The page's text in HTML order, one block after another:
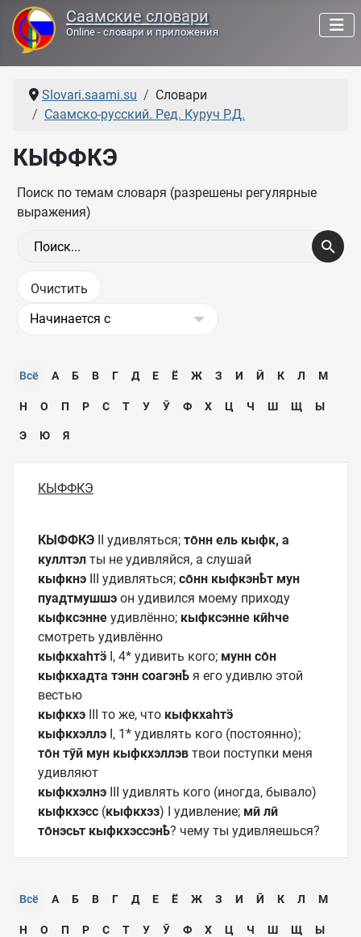
Саамские словари
Online - словари и приложения
Slovari.saami.su
Словари
Саамско-русский. Ред. Куруч Р.Д.
КЫФФКЭ
Поиск по темам словаря (разрешены регулярные
выражения)
Всё А Б В Г Д Е Ё Ж З И Ӣ К Л М
Н О П Р С Т У Ӯ Ф Х Ц Ч Ш Щ Ы
Э Ю Я
КЫФФКЭ
КЫФФКЭ II удивляться; то̄нн ель кыфк, а
куллтэл ты не удивляйся, а слушай
кыфкнэ III удивляться; со̄нн кыфкэнҍт мун
пуадтмушшэ он удивился моему приходу
кыфксэнне удивлённо; кыфксэнне кӣһче
смотреть удивлённо
кыфкхаһтӭ I, 4* удивить кого; мунн со̄н
кыфкхадта тэнн соагэнҍ я его удивлю этой
вестью
кыфкхэ III то же, что кыфкхаһтӭ
кыфкхэллэ I, 1* удивлять кого (постоянно);
то̄н тӯй мун кыфкхэллэв твои поступки меня
удивляют
кыфкхэлнэ III удивлять кого (иногда, бывало)
кыфкхэсс (кыфкхэз) I удивление; мӣ лӣ
то̄нэсьт кыфкхэссэнҍ? чему ты удивляешься?
Всё А Б В Г Д Е Ё Ж З И Ӣ К Л М
Н О П Р С Т У Ӯ Ф Х Ц Ч Ш Щ Ы